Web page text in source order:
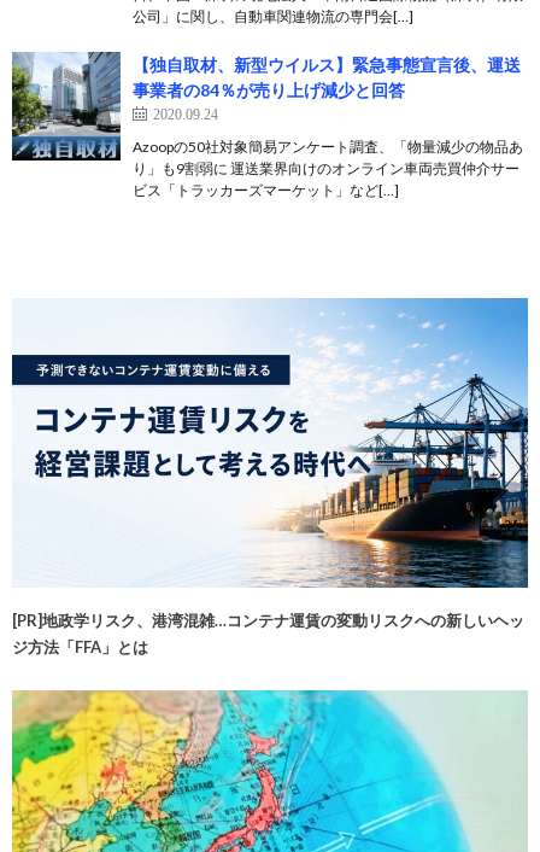
公司」に関し、自動車関連物流の専門会[…]
【独自取材、新型ウイルス】緊急事態宣言後、運送
事業者の84％が売り上げ減少と回答
2020.09.24
Azoopの50社対象簡易アンケート調査、「物量減少の物品あ
り」も9割弱に 運送業界向けのオンライン車両売買仲介サー
ビス「トラッカーズマーケット」など[…]
[PR]地政学リスク、港湾混雑…コンテナ運賃の変動リスクへの新しいヘッ
ジ方法「FFA」とは